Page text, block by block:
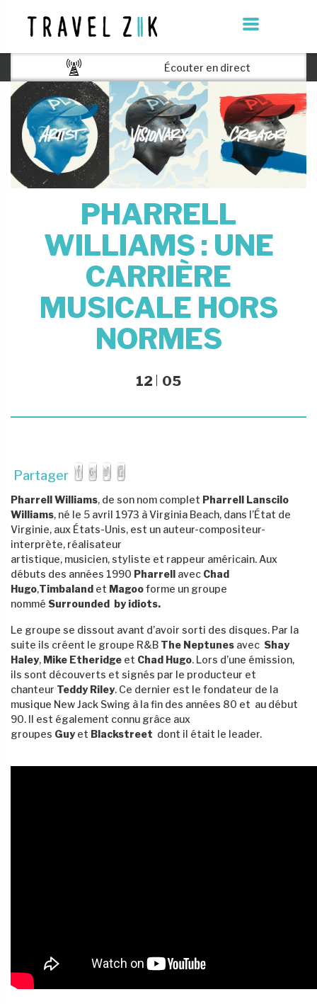
Écouter en direct
PHARRELL
WILLIAMS : UNE
CARRIÈRE
MUSICALE HORS
NORMES
12 05
Partager
Pharrell Williams, de son nom complet Pharrell Lanscilo
Williams, né le 5 avril 1973 à Virginia Beach, dans l’État de
Virginie, aux États-Unis, est un auteur-compositeur-
interprète, réalisateur
artistique, musicien, styliste et rappeur américain. Aux
débuts des années 1990 Pharrell avec Chad
Hugo,Timbaland et Magooforme un groupe
nommé Surrounded by idiots.
Le groupe se dissout avant d’avoir sorti des disques. Par la
suite ils créent le groupe R&B The Neptunes avec Shay
Haley, Mike Etheridge et Chad Hugo. Lors d’une émission,
ils sont découverts et signés par le producteur et
chanteur Teddy Riley. Ce dernier est le fondateur de la
musique New Jack Swing à la fin des années 80 et au début
90. Il est également connu grâce aux
groupes Guy et Blackstreet dont il était le leader.